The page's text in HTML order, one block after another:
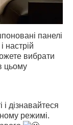
панелі
настрій
вибрати
цьому
дізнавайтеся
режимі.